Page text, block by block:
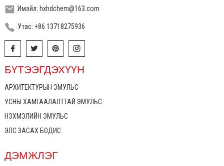
Имэйл: hxhdchem@163.com
Утас: +86 13718275936
БҮТЭЭГДЭХҮҮН
АРХИТЕКТУРЫН ЭМУЛЬС
УСНЫ ХАМГААЛАЛТТАЙ ЭМУЛЬС
НЭХМЭЛИЙН ЭМУЛЬС
ЭЛС ЗАСАХ БОДИС
ДЭМЖЛЭГ